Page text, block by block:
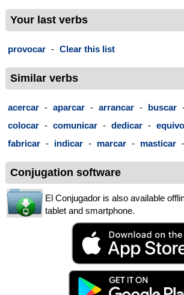
Your last verbs
provocar - Clear this list
Similar verbs
acercar - aparcar - arrancar - buscar
colocar - comunicar - dedicar -
fabricar - indicar - marcar - masticar -
Conjugation software
El Conjugador is also available
tablet and smartphone.